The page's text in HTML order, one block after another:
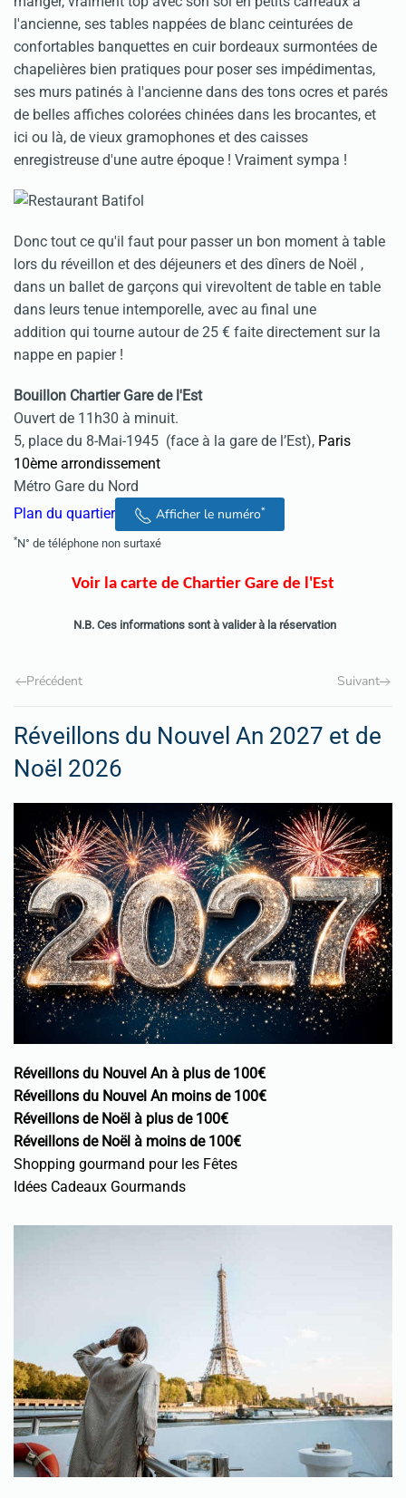
l'ancienne, ses tables nappées de blanc ceinturées de
confortables banquettes en cuir bordeaux surmontées de
chapelières bien pratiques pour poser ses impédimentas,
ses murs patinés à l'ancienne dans des tons ocres et parés
de belles affiches colorées chinées dans les brocantes, et
ici ou là, de vieux gramophones et des caisses
enregistreuse d'une autre époque ! Vraiment sympa !
Donc tout ce qu'il faut pour passer un bon moment à table
lors du réveillon et des déjeuners et des dîners de Noël ,
dans un ballet de garçons qui virevoltent de table en table
dans leurs tenue intemporelle, avec au final une
addition qui tourne autour de 25 € faite directement sur la
nappe en papier !
Bouillon Chartier Gare de l'Est
Ouvert de 11h30 à minuit.
5, place du 8-Mai-1945 (face à la gare de l’Est), Paris
10ème arrondissement
Métro Gare du Nord
Plan du quartier
Afficher le numéro*
*N° de téléphone non surtaxé
Voir la carte de Chartier Gare de l'Est
N.B. Ces informations sont à valider à la réservation
Précédent Suivant
Réveillons du Nouvel An 2027 et de
Noël 2026
Réveillons du Nouvel An à plus de 100€
Réveillons du Nouvel An moins de 100€
Réveillons de Noël à plus de 100€
Réveillons de Noël à moins de 100€
Shopping gourmand pour les Fêtes
Idées Cadeaux Gourmands